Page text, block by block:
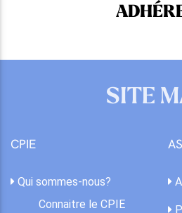
SITE
CPIE
Qui sommes-nous?
Connaitre le CPIE